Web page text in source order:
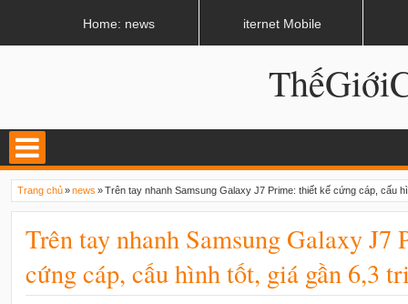
Trang chủ»news »Trên tay nhanh Samsung Galaxy J7 Prime: thiết kế cứng cáp, cấu
Trên tay nhanh Samsung Galaxy J7
cứng cáp, cấu hình tốt, giá gần 6,3
Home: news iternet Mobile